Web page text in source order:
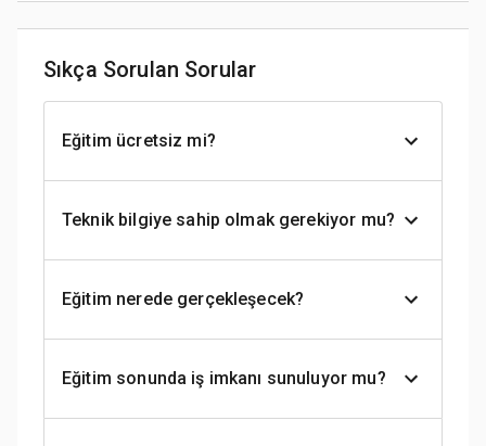
Sıkça Sorulan Sorular
Eğitim ücretsiz mi?
Teknik bilgiye sahip olmak gerekiyor mu?
Eğitim nerede gerçekleşecek?
Eğitim sonunda iş imkanı sunuluyor mu?